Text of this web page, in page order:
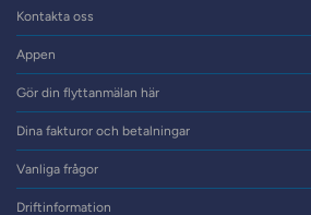
Kontakta oss
Appen
Gör din flyttanmälan här
Dina fakturor och betalningar
Vanliga frågor
Driftinformation